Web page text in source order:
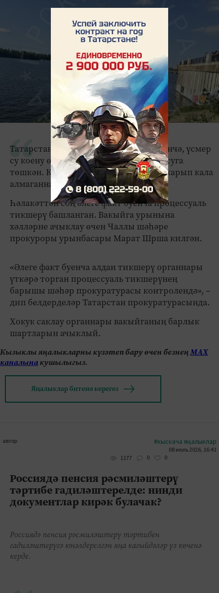
Татарстан прокуратурасы хәбәр иткәнчә, үсмер
су коену өчен билгеләнмәгән урында суга
төшкән. Кызганычка каршы, аны коткарып кала
алмаганнар.
Һәлакәттән соң әлеге факт буенча процессуаль
тикшерү башланган. Вакыйга урынына
хәлләрне ачыклау өчен Чаллы шәһәре
прокуроры урынбасары Марат Шрша килгән.
«Әлеге факт буенча алдан тикшерү органнары
үткәрә торган процессуаль тикшерүнең
барышы шәһәр прокуратурасы контролендә», –
дип белдерделәр Татарстан прокуратурасында.
Хокук саклау органнары вакыйганың барлык
шартларын ачыклый.
Кызыклы яңалыкларны күзәтеп бару өчен безнеңМАХ
каналынакушылыгыз.
Яңалыклар битенә керегез
автор #кыскача яңалыклар
08 июль 2026, 16:41
1177
0 0
Россиядә пенсия рәсмиләштерү
тәртибе гадиләштерелде: нинди
документлар кирәк булачак?
Россиядә пенсия рәсмиләштерү тәртибен
гадиләштерүгә юнәлдерелгән яңа кагыйдәләр үз көченә
керде.